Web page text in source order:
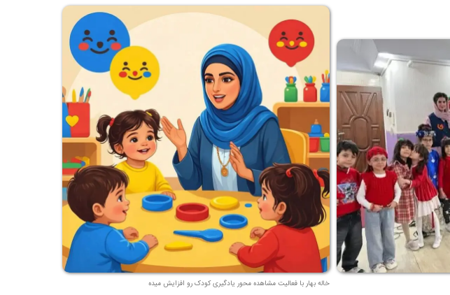
خاله بهار با فعالیت مشاهده محور یادگیری کودک رو افزایش میده